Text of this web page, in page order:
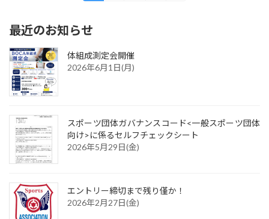
の
ペ
ー
送
り
ー
最近のお知らせ
体組成測定会開催
2026年6月1日(月)
スポーツ団体ガバナンスコード<一般スポーツ団体
向け>に係るセルフチェックシート
2026年5月29日(金)
エントリー締切まで残り僅か！
2026年2月27日(金)